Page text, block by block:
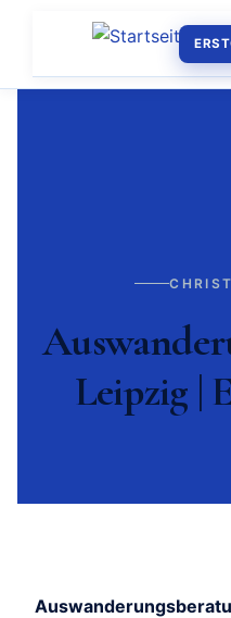
Leipzig |